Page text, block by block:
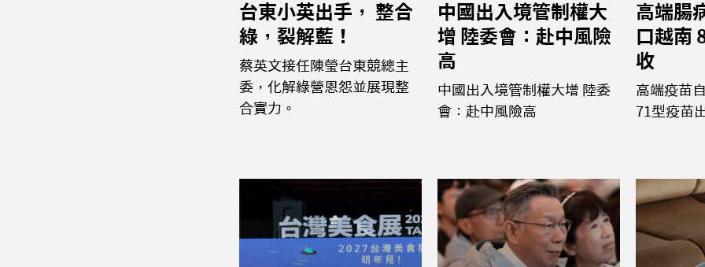
台東小英出手， 整合
綠，裂解藍！
蔡英文接任陳瑩台東競總主
委，化解綠營恩怨並展現整
合實力。
中國出入境管制權大
增 陸委會：赴中風險
高
中國出入境管制權大增 陸委
會：赴中風險高
高端腸
口越南
收
高端疫苗
71型疫苗